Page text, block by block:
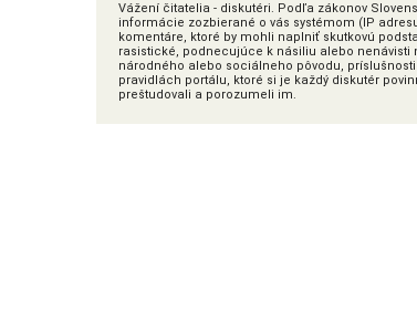
Vážení čitatelia - diskutéri. Podľa zákonov
informácie zozbierané o vás systémom (IP
komentáre, ktoré by mohli naplniť skutkovú
rasistické, podnecujúce k násiliu alebo nenávisti
národného alebo sociálneho pôvodu,
pravidlách portálu, ktoré si je každý diskutér
preštudovali a porozumeli im.